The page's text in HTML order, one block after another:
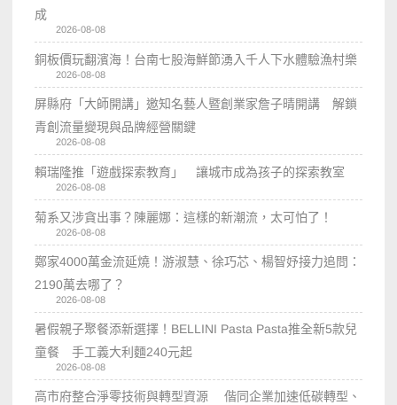
成
2026-08-08
銅板價玩翻濱海！台南七股海鮮節湧入千人下水體驗漁村樂
2026-08-08
屏縣府「大師開講」邀知名藝人暨創業家詹子晴開講 解鎖
青創流量變現與品牌經營關鍵
2026-08-08
賴瑞隆推「遊戲探索教育」 讓城市成為孩子的探索教室
2026-08-08
菊系又涉貪出事？陳麗娜：這樣的新潮流，太可怕了！
2026-08-08
鄭家4000萬金流延燒！游淑慧、徐巧芯、楊智妤接力追問：
2190萬去哪了？
2026-08-08
暑假親子聚餐添新選擇！BELLINI Pasta Pasta推全新5款兒
童餐 手工義大利麵240元起
2026-08-08
高市府整合淨零技術與轉型資源 偕同企業加速低碳轉型、